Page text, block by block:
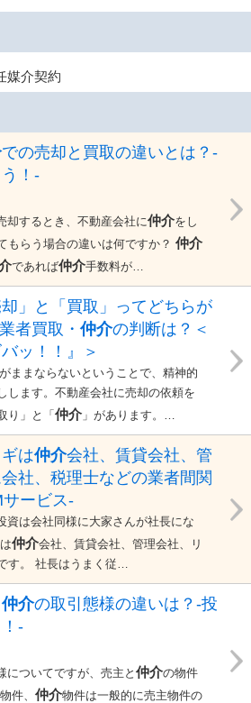
媒介契約
での売却と買取の違いとは？-
！-
却するとき、不動産会社に仲介をし
もらう場合の違いは何ですか？ 仲介
であれば仲介手数料が…
」と「買取」ってどちらが
者買取・ 仲介の判断は？＜
ッ！！』＞
ままならないということで、精神的
します。不動産会社に売却の依頼を
り」と「 仲介」があります。…
は仲介会社、賃貸会社、管
社、税理士などの業者間関
ービス-
資は会社同様に大家さんが社長にな
仲介会社、賃貸会社、管理会社、リ
す。 社長はうまく従…
仲介の取引態様の違いは？-投
-
についてですが、売主と仲介の物件
件、 仲介物件は一般的に売主物件の